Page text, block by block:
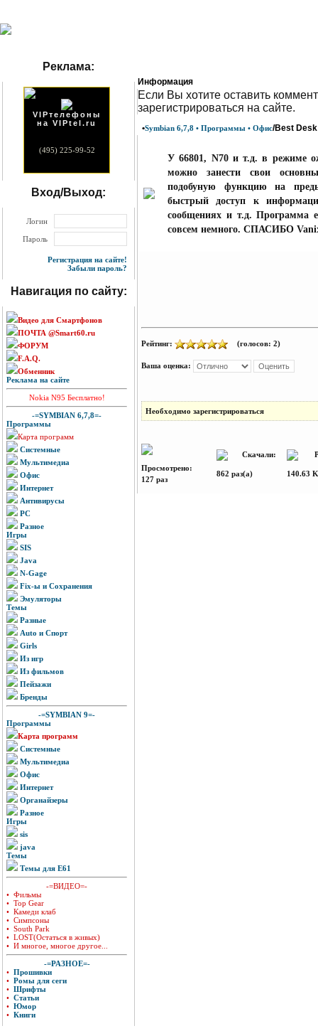
Реклама:
VIPтелефоны
на VIPtel.ru
(495) 225-99-52
Вход/Выход:
Логин
Пароль
Регистрация на сайте!
Забыли пароль?
Навигация по сайту:
Видео для Смартфонов
ПОЧТА @Smart60.ru
ФОРУМ
F.A.Q.
Обменник
Реклама на сайте
Nokia N95 Бесплатно!
-=SYMBIAN 6,7,8=-
Программы
Карта программ
Системные
Мультимедиа
Офис
Интернет
Антивирусы
PC
Разное
Игры
SIS
Java
N-Gage
Fix-ы и Сохранения
Эмуляторы
Темы
Разные
Auto и Спорт
Girls
Из игр
Из фильмов
Пейзажи
Бренды
-=SYMBIAN 9=-
Программы
Карта программ
Системные
Мультимедиа
Офис
Интернет
Органайзеры
Разное
Игры
sis
java
Темы
Темы для E61
-=ВИДЕО=-
• Фильмы
• Top Gear
• Камеди клаб
• Симпсоны
• South Park
• LOST(Остаться в живых)
• И многое, многое другое...
-=РАЗНОЕ=-
• Прошивки
• Ромы для сеги
• Шрифты
• Статьи
• Юмор
• Книги
Информация
Eсли Вы хотите оставить
зарегистрироваться на сайте.
•Symbian 6,7,8 • Программы • Офис/Best
У 66801, N70 и т.д. в режиме
можно занести свои
подобуную функцию на
быстрый доступ к
сообщениях и т.д. Программа
совсем немного. СПАСИБО
Рейтинг: (голосов: 2)
Ваша оценка:
Необходимо зарегистрироваться
Просмотрено:
127 раз
Скачали:
862 раз(а) 140.63